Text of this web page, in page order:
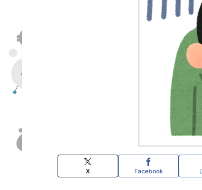
X Facebook